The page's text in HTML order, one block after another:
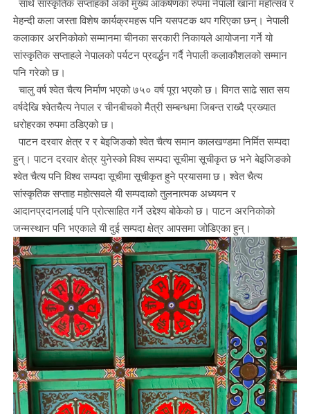
साथै सांस्कृतिक सप्ताहको अर्को मुख्य आकर्षणका रुपमा नेपाली खाना महोत्सव र
मेहन्दी कला जस्ता विशेष कार्यक्रमहरू पनि यसपटक थप गरिएका छन्। नेपाली
कलाकार अरनिकोको सम्मानमा चीनका सरकारी निकायले आयोजना गर्ने यो
सांस्कृतिक सप्ताहले नेपालको पर्यटन प्रवर्द्धन गर्दै नेपाली कलाकौशलको सम्मान
पनि गरेको छ।
चालु वर्ष श्वेत चैत्य निर्माण भएको ७५० वर्ष पूरा भएको छ। विगत साढे सात सय
वर्षदेखि श्वेतचैत्य नेपाल र चीनबीचको मैत्री सम्बन्धमा जिबन्त राख्दै प्रख्यात
धरोहरका रुपमा ठडिएको छ।
पाटन दरवार क्षेत्र र र बेइजिङको श्वेत चैत्य समान कालखण्डमा निर्मित सम्पदा
हुन्। पाटन दरवार क्षेत्र युनेस्को विश्व सम्पदा सूचीमा सूचीकृत छ भने बेइजिङको
श्वेत चैत्य पनि विश्व सम्पदा सूचीमा सूचीकृत हुने प्रयासमा छ। श्वेत चैत्य
सांस्कृतिक सप्ताह महोत्सवले यी सम्पदाको तुलनात्मक अध्ययन र
आदानप्रदानलाई पनि प्रोत्साहित गर्ने उद्देश्य बोकेको छ। पाटन अरनिकोको
जन्मस्थान पनि भएकाले यी दुई सम्पदा क्षेत्र आपसमा जोडिएका हुन्।